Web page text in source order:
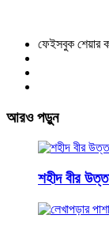
ফেইসবুক শেয়ার
আরও পড়ুন
শহীদ বীর